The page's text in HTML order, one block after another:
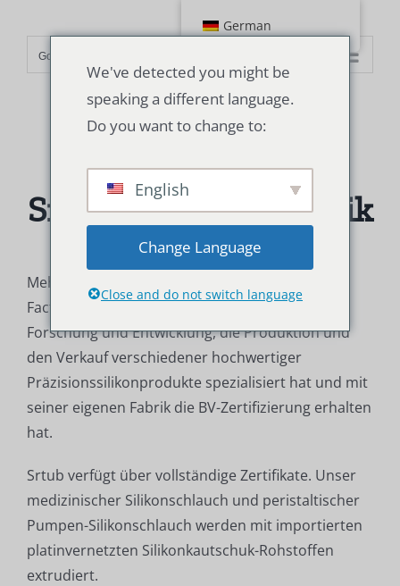
Inhalt
springenGo to...
Srtub
Silikonschlauch Fabrik
Mehr als 22 Jahre Erfahrung-Srtub Silicone Tube
Factory ist ein Unternehmen, das sich auf die
Forschung und Entwicklung, die Produktion und
den Verkauf verschiedener hochwertiger
Präzisionssilikonprodukte spezialisiert hat und mit
seiner eigenen Fabrik die BV-Zertifizierung erhalten
hat.
Srtub verfügt über vollständige Zertifikate. Unser
medizinischer Silikonschlauch und peristaltischer
Pumpen-Silikonschlauch werden mit importierten
platinvernetzten Silikonkautschuk-Rohstoffen
extrudiert.
German
We've detected you might be
speaking a different language.
Do you want to change to:
English
Change Language
Close and do not switch language